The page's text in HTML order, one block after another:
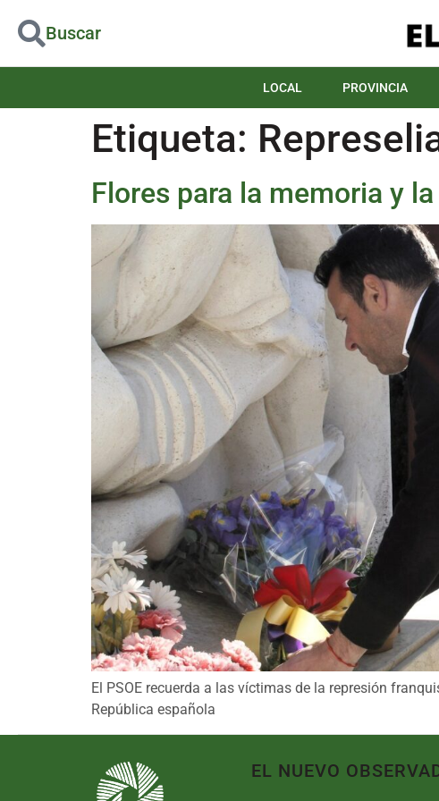
Buscar
LOCAL PROVINCIA
Etiqueta:
Flores para la memoria y
El PSOE recuerda a las víctimas de la represión
República española
EL NUEVO